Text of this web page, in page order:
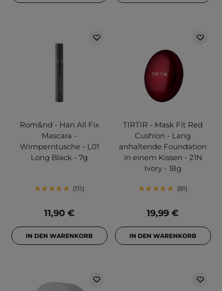
Rom&nd - Han All Fix
Mascara -
Wimperntusche - L01
Long Black - 7g
111
11,90 €
IN DEN WARENKORB
TIRTIR - Mask Fit Red
Cushion - Lang
anhaltende Foundation
in einem Kissen - 21N
Ivory - 18g
81
19,99 €
IN DEN WARENKORB